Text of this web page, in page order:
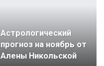
Астрологический
прогноз на ноябрь от
Алены Никольской